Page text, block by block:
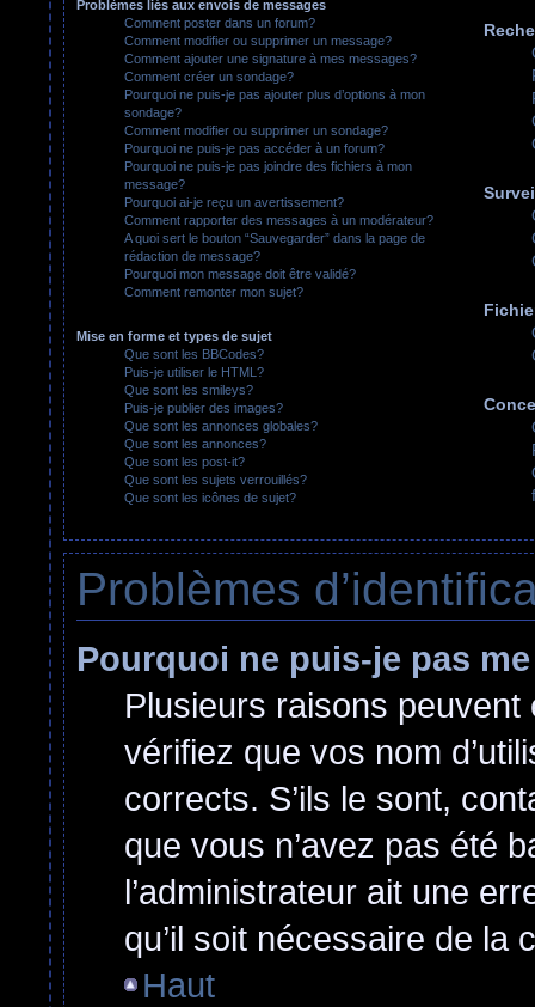
Problèmes liés aux envois de messages
Comment poster dans un forum?
Comment modifier ou supprimer un message?
Comment ajouter une signature à mes messages?
Comment créer un sondage?
Pourquoi ne puis-je pas ajouter plus d’options à mon
sondage?
Comment modifier ou supprimer un sondage?
Pourquoi ne puis-je pas accéder à un forum?
Pourquoi ne puis-je pas joindre des fichiers à mon
message?
Pourquoi ai-je reçu un avertissement?
Comment rapporter des messages à un modérateur?
A quoi sert le bouton “Sauvegarder” dans la page de
rédaction de message?
Pourquoi mon message doit être validé?
Comment remonter mon sujet?
Mise en forme et types de sujet
Que sont les BBCodes?
Puis-je utiliser le HTML?
Que sont les smileys?
Puis-je publier des images?
Que sont les annonces globales?
Que sont les annonces?
Que sont les post-it?
Que sont les sujets verrouillés?
Que sont les icônes de sujet?
Problèmes
Pourquoi ne puis-je pas
Plusieurs raisons
vérifiez que vos nom
corrects. S’ils le sont,
que vous n’avez pas été
l’administrateur ait une
qu’il soit nécessaire de la
Haut